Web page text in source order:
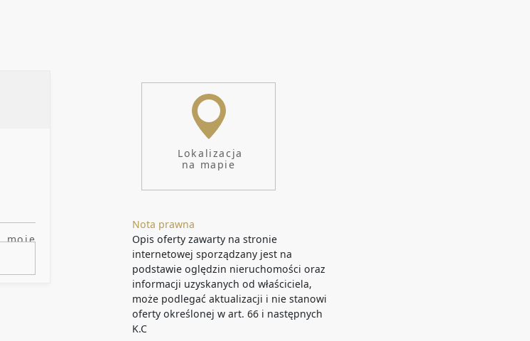
moje
Lokalizacja
na mapie
Nota prawna
Opis oferty zawarty na stronie
internetowej sporządzany jest na
podstawie oględzin nieruchomości oraz
informacji uzyskanych od właściciela,
może podlegać aktualizacji i nie stanowi
oferty określonej w art. 66 i następnych
K.C